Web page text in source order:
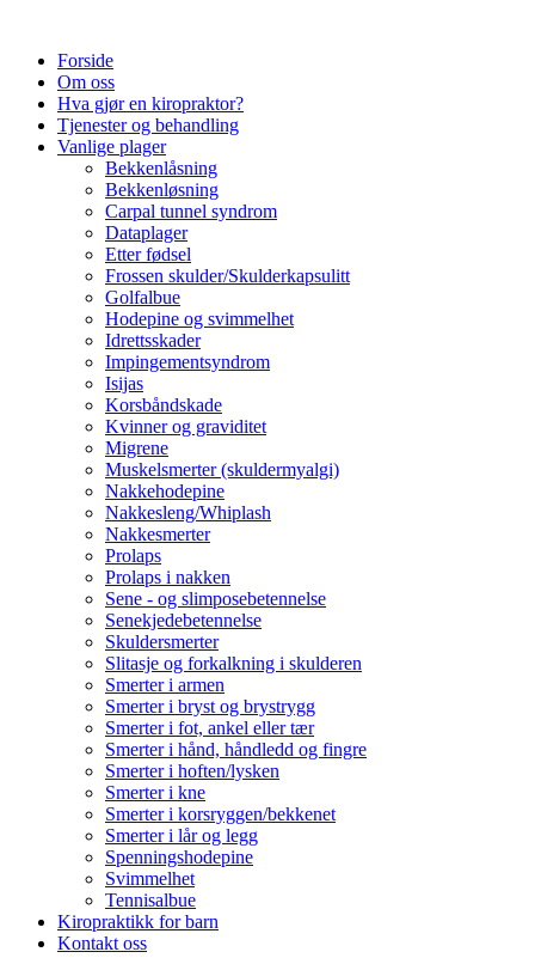
Forside
Om oss
Hva gjør en kiropraktor?
Tjenester og behandling
Vanlige plager
Bekkenlåsning
Bekkenløsning
Carpal tunnel syndrom
Dataplager
Etter fødsel
Frossen skulder/Skulderkapsulitt
Golfalbue
Hodepine og svimmelhet
Idrettsskader
Impingementsyndrom
Isijas
Korsbåndskade
Kvinner og graviditet
Migrene
Muskelsmerter (skuldermyalgi)
Nakkehodepine
Nakkesleng/Whiplash
Nakkesmerter
Prolaps
Prolaps i nakken
Sene - og slimposebetennelse
Senekjedebetennelse
Skuldersmerter
Slitasje og forkalkning i skulderen
Smerter i armen
Smerter i bryst og brystrygg
Smerter i fot, ankel eller tær
Smerter i hånd, håndledd og fingre
Smerter i hoften/lysken
Smerter i kne
Smerter i korsryggen/bekkenet
Smerter i lår og legg
Spenningshodepine
Svimmelhet
Tennisalbue
Kiropraktikk for barn
Kontakt oss